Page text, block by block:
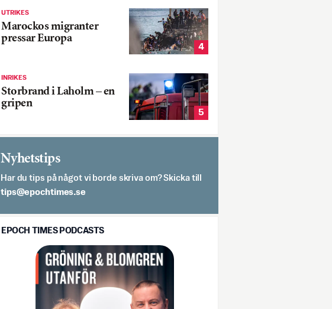
UTRIKES
Marockos migranter
pressar Europa
4
INRIKES
Storbrand i Laholm – en
gripen
5
Nyhetstips
Har du tips på något vi borde skriva om? Skicka till
es.semithcope@spit
EPOCH TIMES PODCASTS